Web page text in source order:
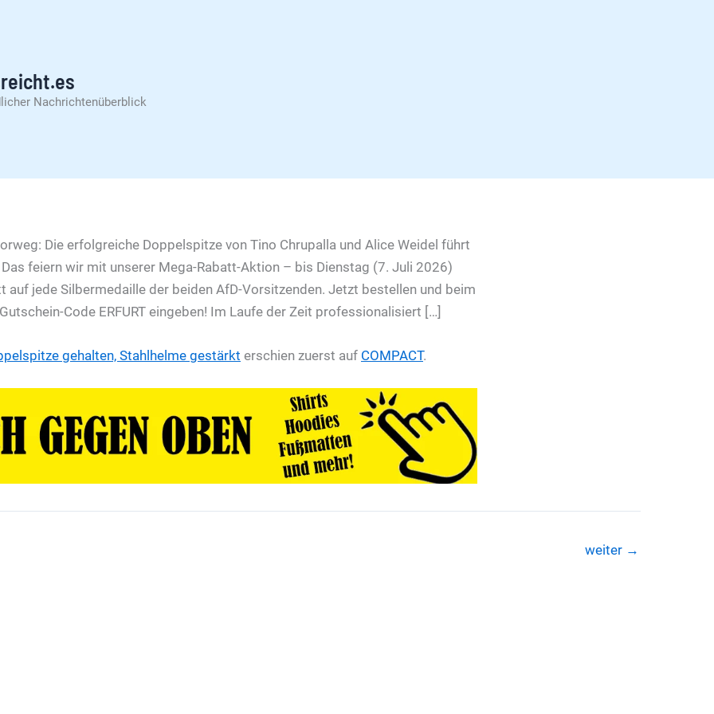
Nachrichtenüberblick
Die erfolgreiche Doppelspitze von Tino Chrupalla und Alice Weidel führt
feiern wir mit unserer Mega-Rabatt-Aktion – bis Dienstag (7. Juli 2026)
auf jede Silbermedaille der beiden AfD-Vorsitzenden. Jetzt bestellen und beim
Code ERFURT eingeben! Im Laufe der Zeit professionalisiert […]
gehalten, Stahlhelme gestärkt erschien zuerst auf COMPACT.
weiter →